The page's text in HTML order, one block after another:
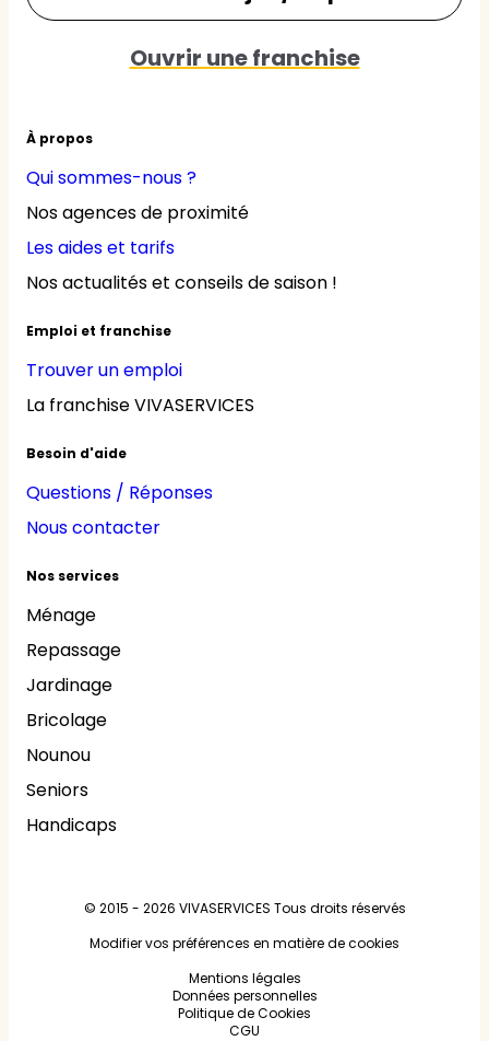
À propos
Qui sommes-nous ?
Nos agences de proximité
Les aides et tarifs
Nos actualités et conseils de saison !
Emploi et franchise
Trouver un emploi
La franchise VIVASERVICES
Besoin d'aide
Questions / Réponses
Nous contacter
Nos services
Ménage
Repassage
Jardinage
Bricolage
Nounou
Seniors
Handicaps
Ouvrir une franchise
© 2015 - 2026 VIVASERVICES Tous droits réservés
Modifier vos préférences en matière de cookies
Mentions légales
Données personnelles
Politique de Cookies
CGU